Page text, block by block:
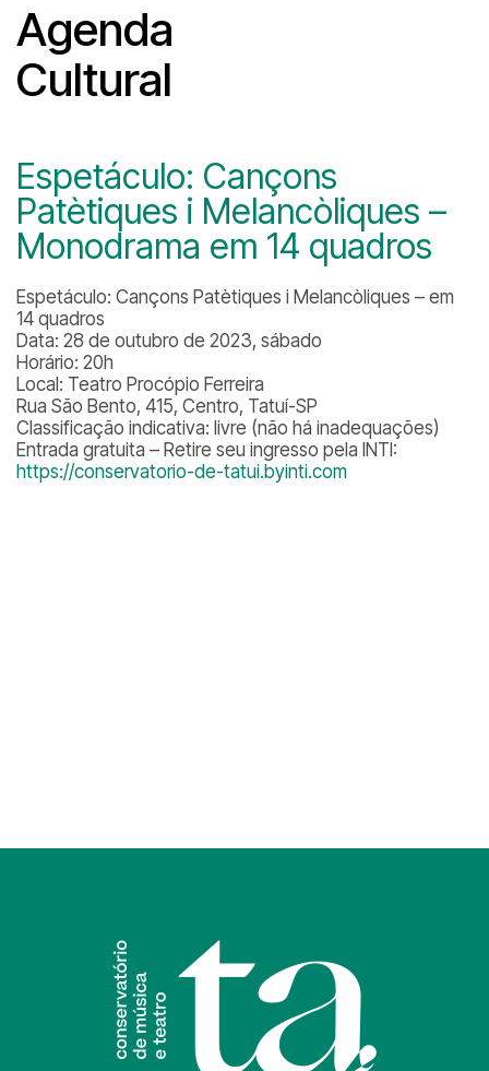
Agenda
Cultural
Espetáculo: Cançons
Patètiques i Melancòliques –
Monodrama em 14 quadros
Espetáculo: Cançons Patètiques i Melancòliques – em
14 quadros
Data: 28 de outubro de 2023, sábado
Horário: 20h
Local: Teatro Procópio Ferreira
Rua São Bento, 415, Centro, Tatuí-SP
Classificação indicativa: livre (não há inadequações)
Entrada gratuita – Retire seu ingresso pela INTI:
https://conservatorio-de-tatui.byinti.com